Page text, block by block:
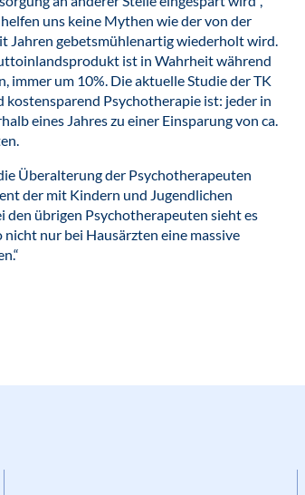
uns keine Mythen wie der von der
Jahren gebetsmühlenartig wiederholt wird.
ist in Wahrheit während
immer um 10%. Die aktuelle Studie der TK
Psychotherapie ist: jeder in
eines Jahres zu einer Einsparung von ca.
Überalterung der Psychotherapeuten
der mit Kindern und Jugendlichen
den übrigen Psychotherapeuten sieht es
nur bei Hausärzten eine massive